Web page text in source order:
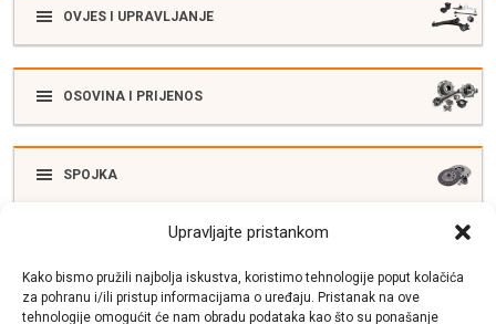
Upravljajte pristankom
Kako bismo pružili najbolja iskustva, koristimo tehnologije poput kolačića
za pohranu i/ili pristup informacijama o uređaju. Pristanak na ove
tehnologije omogućit će nam obradu podataka kao što su ponašanje
OVJES I UPRAVLJANJE
OSOVINA I PRIJENOS
SPOJKA